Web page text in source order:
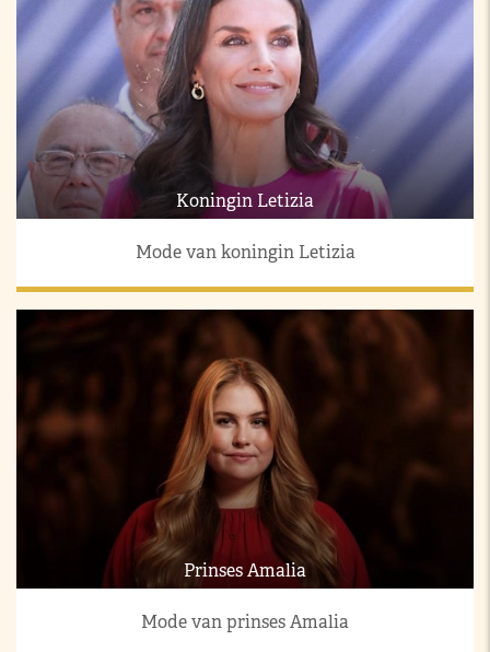
Koningin Letizia
Mode van koningin Letizia
Prinses Amalia
Mode van prinses Amalia